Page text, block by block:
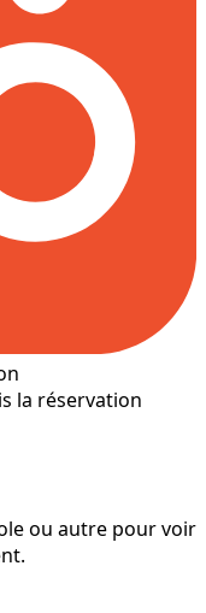
la réservation
ou autre pour voir